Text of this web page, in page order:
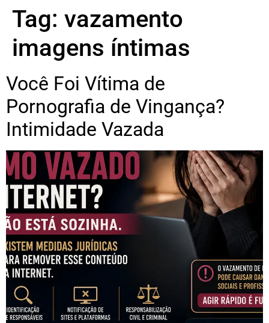
Tag: vazamento
imagens íntimas
Você Foi Vítima de
Pornografia de Vingança?
Intimidade Vazada